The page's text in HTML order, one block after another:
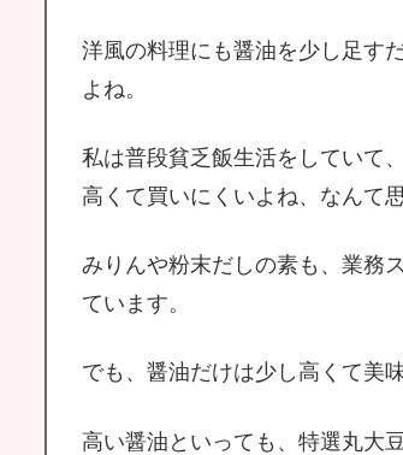
洋風の料理にも醤油を少し足す
よね。
私は普段貧乏飯生活をしていて
高くて買いにくいよね、なんて
みりんや粉末だしの素も、業務
ています。
でも、醤油だけは少し高くて美
高い醤油といっても、特選丸大